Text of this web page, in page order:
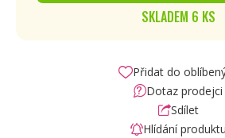
SKLADEM 6 KS
Přidat do
Dotaz prodejci
Sdílet
Hlídání produktu